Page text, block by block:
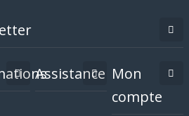
Assistance Mon
compte